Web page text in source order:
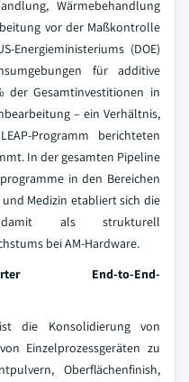
Wärmebehandlung
vor der Maßkontrolle
Energieministeriums (DOE)
für additive
Gesamtinvestitionen in
– ein Verhältnis,
Programm berichteten
In der gesamten Pipeline
in den Bereichen
Medizin etabliert sich die
damit als strukturell
bei AM-Hardware.
End-to-End-
die Konsolidierung von
Einzelprozessgeräten zu
Oberflächenfinish,